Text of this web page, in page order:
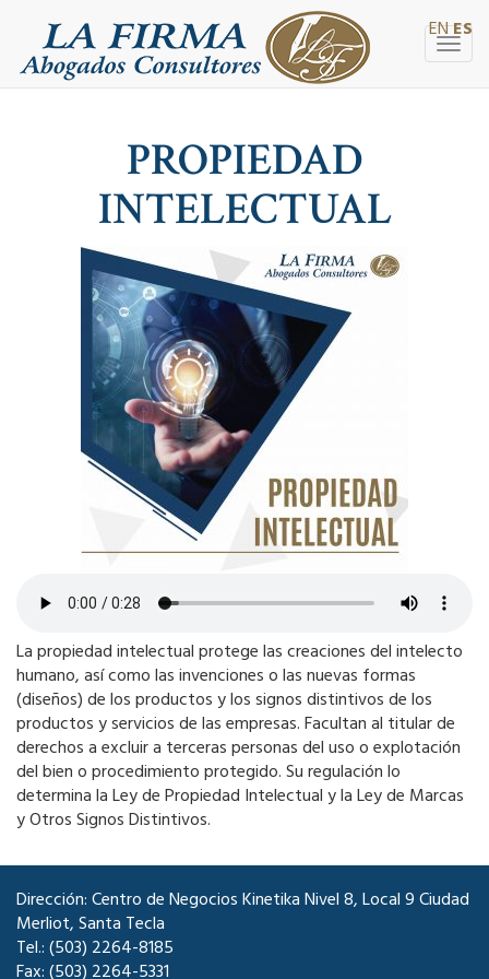
PROPIEDAD
INTELECTUAL
La propiedad intelectual protege las creaciones del intelecto
humano, así como las invenciones o las nuevas formas
(diseños) de los productos y los signos distintivos de los
productos y servicios de las empresas. Facultan al titular de
derechos a excluir a terceras personas del uso o explotación
del bien o procedimiento protegido. Su regulación lo
determina la Ley de Propiedad Intelectual y la Ley de Marcas
y Otros Signos Distintivos.
Dirección: Centro de Negocios Kinetika Nivel 8, Local 9 Ciudad
Merliot, Santa Tecla
Tel.: (503) 2264-8185
Fax: (503) 2264-5331
ENES